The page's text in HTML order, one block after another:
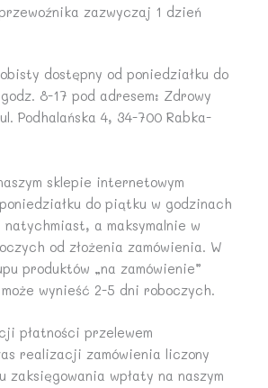
zazwyczaj 1 dzień
dostępny od poniedziałku do
8-17 pod adresem: Zdrowy
Podhalańska 4, 34-700 Rabka-
sklepie internetowym
do piątku w godzinach
a maksymalnie w
od złożenia zamówienia. W
produktów „na zamówienie”
wynieść 2-5 dni roboczych.
płatności przelewem
realizacji zamówienia liczony
zaksięgowania wpłaty na naszym